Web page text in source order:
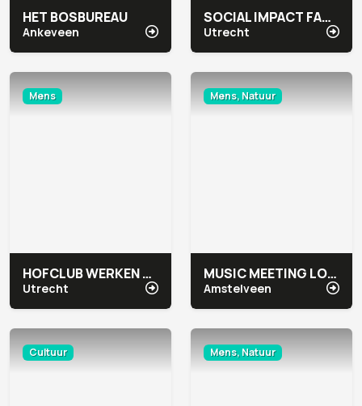
HET BOSBUREAU
Ankeveen
SOCIAL IMPACT FACTORY AAN DE GRACHT
Utrecht
Mens
HOFCLUB WERKEN & VERGADEREN
Utrecht
Mens, Natuur
MUSIC MEETING LOUNGE
Amstelveen
Cultuur Mens, Natuur